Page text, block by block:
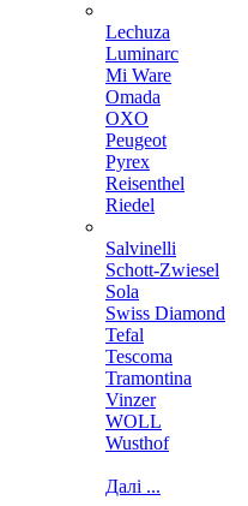
Lechuza
Luminarc
Mi Ware
Omada
OXO
Peugeot
Pyrex
Reisenthel
Riedel
Salvinelli
Schott-Zwiesel
Sola
Swiss Diamond
Tefal
Tescoma
Tramontina
Vinzer
WOLL
Wusthof
Далі ...